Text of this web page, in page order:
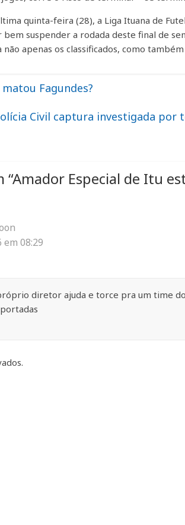
quinta-feira (28), a Liga Ituana de
suspender a rodada deste final de
apenas os classificados, como
matou Fagundes?
Civil captura investigada
“Amador Especial de Itu
08:29
diretor ajuda e torce pra um time